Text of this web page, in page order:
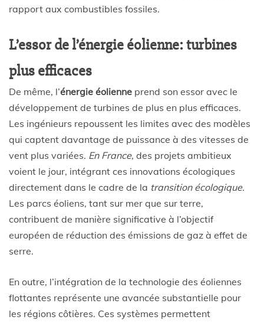
rapport aux combustibles fossiles.
L’essor de l’énergie éolienne: turbines
plus efficaces
De même, l’énergie éolienne prend son essor avec le
développement de turbines de plus en plus efficaces.
Les ingénieurs repoussent les limites avec des modèles
qui captent davantage de puissance à des vitesses de
vent plus variées. En France, des projets ambitieux
voient le jour, intégrant ces innovations écologiques
directement dans le cadre de la transition écologique.
Les parcs éoliens, tant sur mer que sur terre,
contribuent de manière significative à l’objectif
européen de réduction des émissions de gaz à effet de
serre.
En outre, l’intégration de la technologie des éoliennes
flottantes représente une avancée substantielle pour
les régions côtières. Ces systèmes permettent